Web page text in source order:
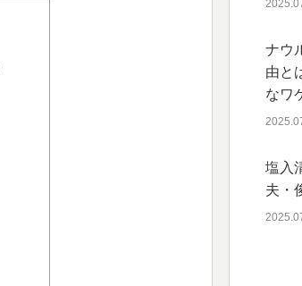
ナウ
由と
なワ
塩入
夫・